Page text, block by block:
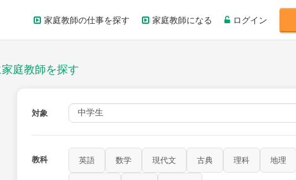
家庭教師の仕事を探す 家庭教師になる ログイン
庭教師を探す
対象
教科 英語 数学 現代文 古典 理科 地理